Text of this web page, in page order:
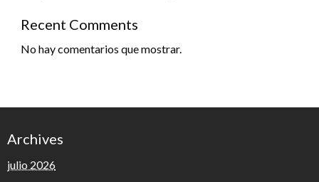
Recent Comments
No hay comentarios que mostrar.
Archives
julio 2026